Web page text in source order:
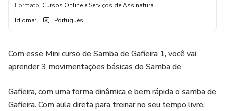
Formato: Cursos Online e Serviços de Assinatura
Idioma: Português
Com esse Mini curso de Samba de Gafieira 1, você vai
aprender 3 movimentações básicas do Samba de
Gafieira, com uma forma dinâmica e bem rápida o samba de
Gafieira. Com aula direta para treinar no seu tempo livre.